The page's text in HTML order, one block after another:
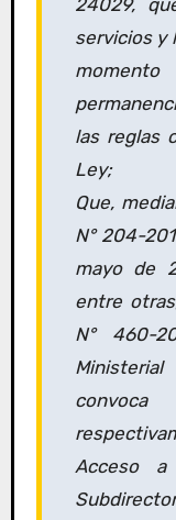
24029,
servicios y
las reglas
Ley;
Que,
N° 204-
mayo de
entre
N° 460-
Acceso